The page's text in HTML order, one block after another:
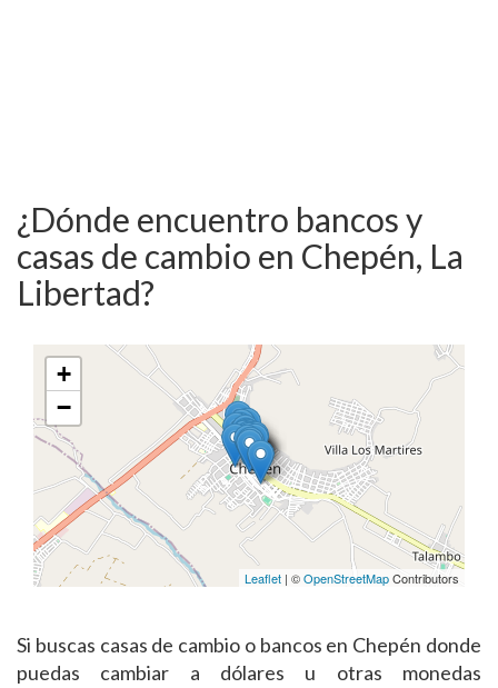
¿Dónde encuentro bancos y
casas de cambio en Chepén, La
Libertad?
+
−
Leaflet | ©OpenStreetMapContributors
Si buscas casas de cambio o bancos en Chepén donde
puedas cambiar a dólares u otras monedas